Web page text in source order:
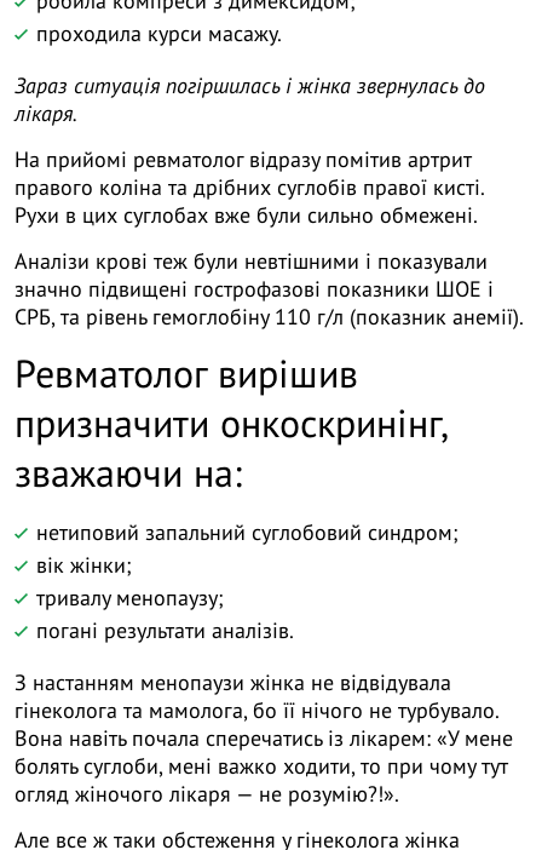
проходила курси масажу.
Зараз ситуація погіршилась і жінка звернулась до
лікаря.
На прийомі ревматолог відразу помітив артрит
правого коліна та дрібних суглобів правої кисті.
Рухи в цих суглобах вже були сильно обмежені.
Аналізи крові теж були невтішними і показували
значно підвищені гострофазові показники ШОЕ і
СРБ, та рівень гемоглобіну 110 г/л (показник анемії).
Ревматолог вирішив
призначити онкоскринінг,
зважаючи на:
нетиповий запальний суглобовий синдром;
вік жінки;
тривалу менопаузу;
погані результати аналізів.
З настанням менопаузи жінка не відвідувала
гінеколога та мамолога, бо її нічого не турбувало.
Вона навіть почала сперечатись із лікарем: «У мене
болять суглоби, мені важко ходити, то при чому тут
огляд жіночого лікаря — не розумію?!».
Але все ж таки обстеження у гінеколога жінка